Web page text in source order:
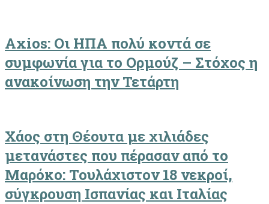
Axios: Οι ΗΠΑ πολύ κοντά σε
συμφωνία για το Ορμούζ – Στόχος η
ανακοίνωση την Τετάρτη
Χάος στη Θέουτα με χιλιάδες
μετανάστες που πέρασαν από το
Μαρόκο: Τουλάχιστον 18 νεκροί,
σύγκρουση Ισπανίας και Ιταλίας